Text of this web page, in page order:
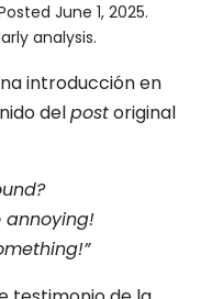
June 1, 2025.
analysis.
introducción en
delpostoriginal
annoying!